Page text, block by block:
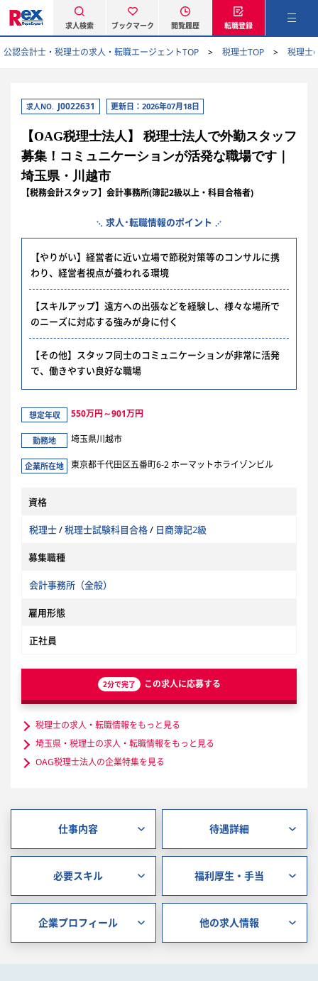
求人検索 ブックマーク 閲覧履歴 転職登録
公認会計士・税理士の求人・転職エージェントTOP 税理士TOP 税理士
求人NO. J0022631 更新日：2026年07月18日
【OAG税理士法人】 税理士法人で外勤スタッフ
募集！コミュニケーションが活発な職場です｜
埼玉県・川越市
【税務会計スタッフ】会計事務所(簿記2級以上・科目合格者)
求人･転職情報のポイント
【やりがい】経営者に近い立場で節税対策等のコンサルに携
わり、経営者視点が養われる環境
【スキルアップ】遠方への出張などを経験し、様々な場所で
のニーズに対応する強みが身に付く
【その他】スタッフ同士のコミュニケーションが非常に活発
で、働きやすい良好な職場
想定年収 550万円～901万円
勤務地 埼玉県川越市
企業所在地 東京都千代田区五番町6-2 ホーマットホライゾンビル
資格
税理士/税理士試験科目合格/ 日商簿記2級
募集職種
会計事務所（全般）
雇用形態
正社員
2分で完了 この求人に応募する
税理士の求人・転職情報をもっと見る
埼玉県・税理士の求人・転職情報をもっと見る
OAG税理士法人の企業特集を見る
仕事内容 待遇詳細
必要スキル 福利厚生・手当
企業プロフィール 他の求人情報